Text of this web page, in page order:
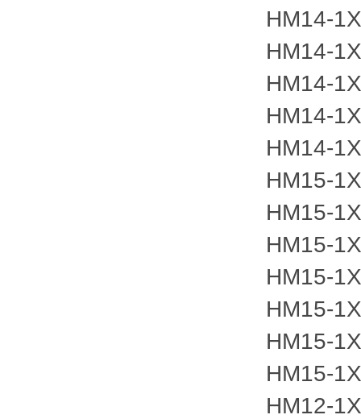
HM14-
HM14-
HM14-
HM14-
HM14-
HM15-
HM15-
HM15-
HM15-
HM15-
HM15-
HM15-
HM12-